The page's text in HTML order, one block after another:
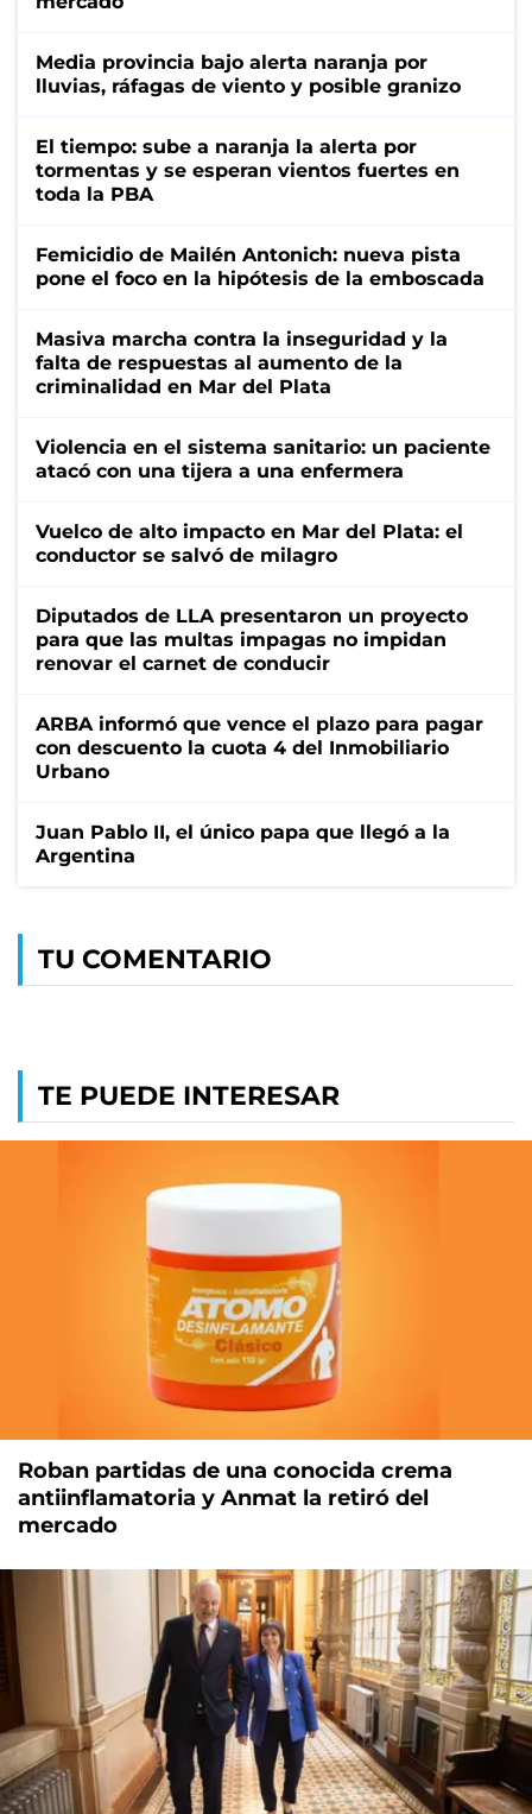
Media provincia bajo alerta naranja por
lluvias, ráfagas de viento y posible granizo
El tiempo: sube a naranja la alerta por
tormentas y se esperan vientos fuertes en
toda la PBA
Femicidio de Mailén Antonich: nueva pista
pone el foco en la hipótesis de la emboscada
Masiva marcha contra la inseguridad y la
falta de respuestas al aumento de la
criminalidad en Mar del Plata
Violencia en el sistema sanitario: un paciente
atacó con una tijera a una enfermera
Vuelco de alto impacto en Mar del Plata: el
conductor se salvó de milagro
Diputados de LLA presentaron un proyecto
para que las multas impagas no impidan
renovar el carnet de conducir
ARBA informó que vence el plazo para pagar
con descuento la cuota 4 del Inmobiliario
Urbano
Juan Pablo II, el único papa que llegó a la
Argentina
TU COMENTARIO
TE PUEDE INTERESAR
Roban partidas de una conocida crema
antiinflamatoria y Anmat la retiró del
mercado